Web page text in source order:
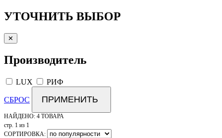
УТОЧНИТЬ ВЫБОР
✕
Производитель
LUX РИФ
СБРОС ПРИМЕНИТЬ
НАЙДЕНО: 4 ТОВАРА
стр. 1 из 1
СОРТИРОВКА: